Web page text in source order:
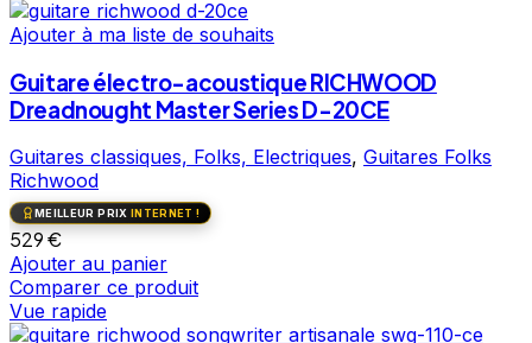
Ajouter à ma liste de souhaits
Guitare électro-acoustique RICHWOOD
Dreadnought Master Series D-20CE
Guitares classiques, Folks, Electriques, Guitares Folks
Richwood
MEILLEUR PRIX INTERNET !
529€
Ajouter au panier
Comparer ce produit
Vue rapide